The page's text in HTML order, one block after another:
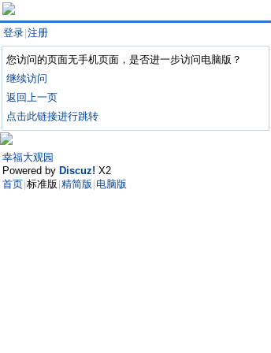
登录 注册
您访问的页面无手机页面，是否进一步访问电脑版？
继续访问
返回上一页
点击此链接进行跳转
幸福大观园
Powered by Discuz! X2
首页 标准版 精简版 电脑版